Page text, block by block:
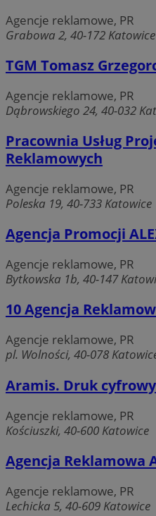
Agencje reklamowe, PR
Grabowa 2, 40-172 Katowice
TGM Tomasz
Agencje reklamowe, PR
Dąbrowskiego 24, 40-032
Pracownia Usług
Reklamowych
Agencje reklamowe, PR
Poleska 19, 40-733 Katowice
Agencja Promocji
Agencje reklamowe, PR
Bytkowska 1b, 40-147
10 Agencja
Agencje reklamowe, PR
pl. Wolności, 40-078
Aramis. Druk cyfrowy
Agencje reklamowe, PR
Kościuszki, 40-600 Katowice
Agencja Reklamowa
Agencje reklamowe, PR
Lechicka 5, 40-609 Katowice